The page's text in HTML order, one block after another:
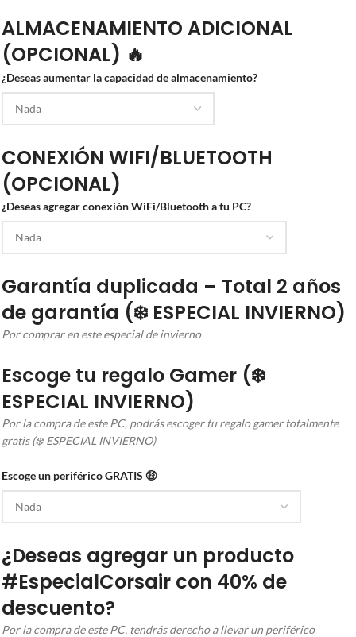
ALMACENAMIENTO ADICIONAL
(OPCIONAL) 🔥
¿Deseas aumentar la capacidad de almacenamiento?
CONEXIÓN WIFI/BLUETOOTH
(OPCIONAL)
¿Deseas agregar conexión WiFi/Bluetooth a tu PC?
Garantía duplicada – Total 2 años
de garantía (❄️ ESPECIAL INVIERNO)
Por comprar en este especial de invierno
Escoge tu regalo Gamer (❄️
ESPECIAL INVIERNO)
Por la compra de este PC, podrás escoger tu regalo gamer totalmente
gratis (❄️ ESPECIAL INVIERNO)
Escoge un periférico GRATIS 🤑
¿Deseas agregar un producto
#EspecialCorsair con 40% de
descuento?
Por la compra de este PC, tendrás derecho a llevar un periférico